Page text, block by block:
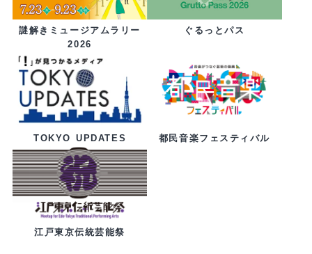
謎解きミュージアムラリー
2026
ぐるっとパス
TOKYO UPDATES 都民音楽フェスティバル
江戸東京伝統芸能祭